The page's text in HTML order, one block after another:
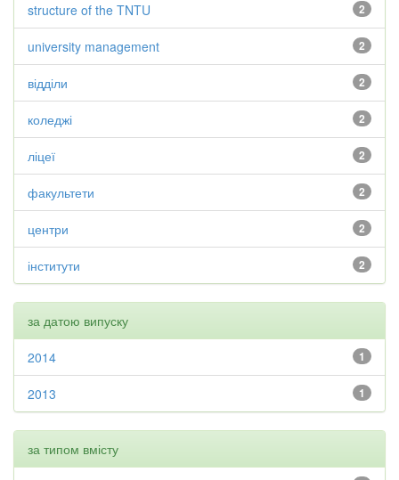
2
structure of the TNTU
2
university management
2
відділи
2
коледжі
2
ліцеї
2
факультети
2
центри
2
інститути
за датою випуску
1
2014
1
2013
за типом вмісту